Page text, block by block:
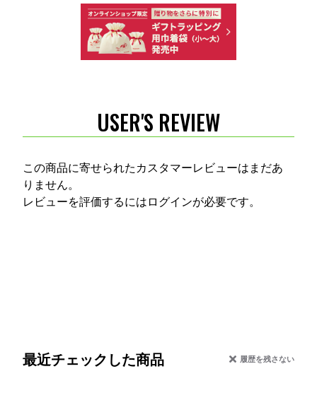
USER'S REVIEW
この商品に寄せられたカスタマーレビューはまだあ
りません。
レビューを評価するには ログインが必要です。
最近チェックした商品 履歴を残さない